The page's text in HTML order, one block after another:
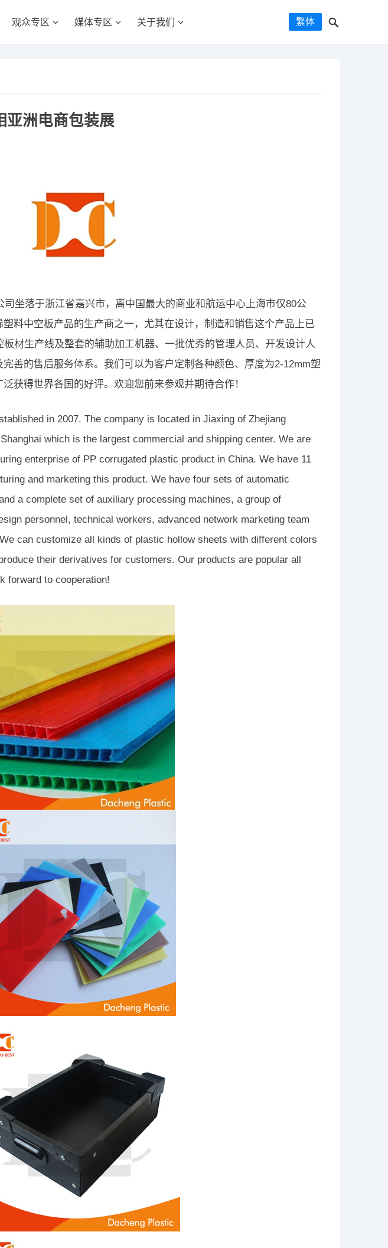
观众专区 媒体专区 关于我们 繁体
亚洲电商包装展
坐落于浙江省嘉兴市，离中国最大的商业和航运中心上海市仅80公
料中空板产品的生产商之一，尤其在设计，制造和销售这个产品上已
材生产线及整套的辅助加工机器、一批优秀的管理人员、开发设计人
善的售后服务体系。我们可以为客户定制各种颜色、厚度为2-12mm塑
获得世界各国的好评。欢迎您前来参观并期待合作！
in 2007. The company is located in Jiaxing of Zhejiang
which is the largest commercial and shipping center. We are
enterprise of PP corrugated plastic product in China. We have 11
and marketing this product. We have four sets of automatic
a complete set of auxiliary processing machines, a group of
personnel, technical workers, advanced network marketing team
can customize all kinds of plastic hollow sheets with different colors
their derivatives for customers. Our products are popular all
forward to cooperation!